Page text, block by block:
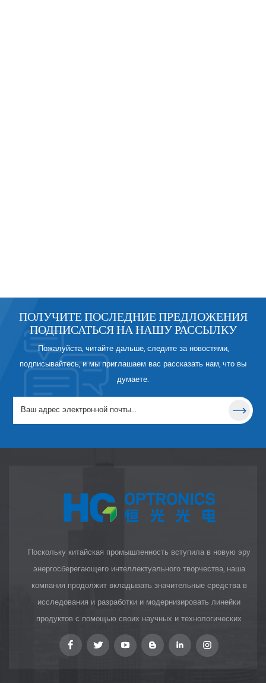
ПОЛУЧИТЕ ПОСЛЕДНИЕ ПРЕДЛОЖЕНИЯ
ПОДПИСАТЬСЯ НА НАШУ РАССЫЛКУ
Пожалуйста, читайте дальше, следите за новостями,
подписывайтесь, и мы приглашаем вас рассказать нам, что вы
думаете.
Поскольку китайская промышленность вступила в новую эру
энергосберегающего интеллектуального творчества, наша
компания продолжит вкладывать значительные средства в
исследования и разработки и модернизировать линейки
продуктов с помощью своих научных и технологических
инноваций, чтобы предоставить клиентам